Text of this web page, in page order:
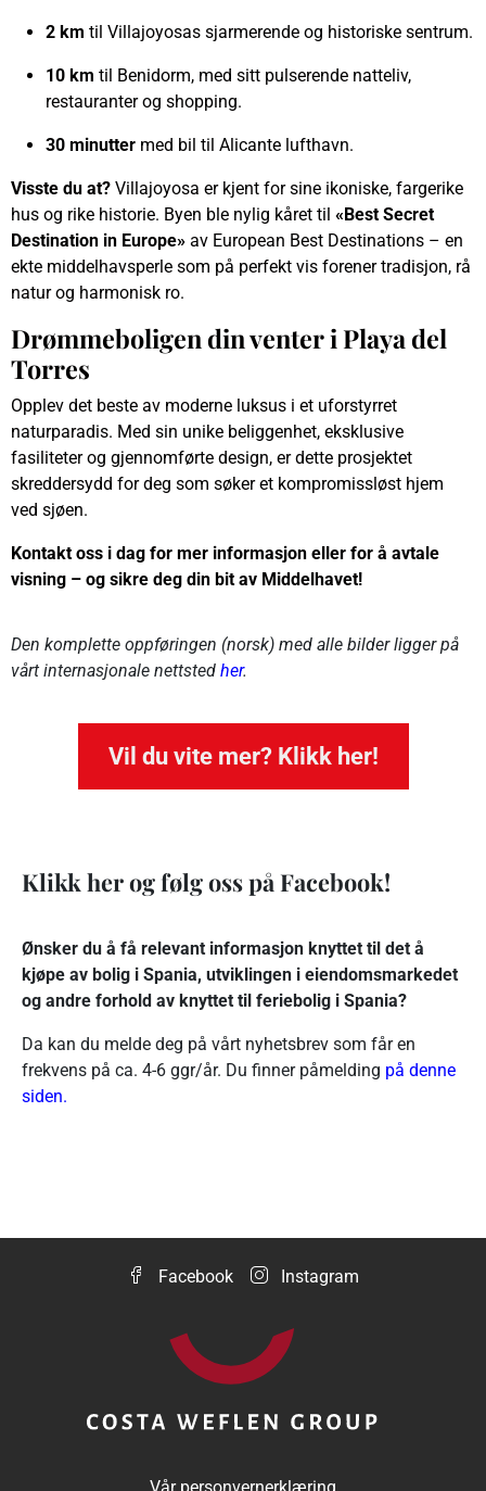
2 km til Villajoyosas sjarmerende og historiske sentrum.
10 km til Benidorm, med sitt pulserende natteliv,
restauranter og shopping.
30 minutter med bil til Alicante lufthavn.
Visste du at? Villajoyosa er kjent for sine ikoniske, fargerike
hus og rike historie. Byen ble nylig kåret til «Best Secret
Destination in Europe» av European Best Destinations – en
ekte middelhavsperle som på perfekt vis forener tradisjon, rå
natur og harmonisk ro.
Drømmeboligen din venter i Playa del
Torres
Opplev det beste av moderne luksus i et uforstyrret
naturparadis. Med sin unike beliggenhet, eksklusive
fasiliteter og gjennomførte design, er dette prosjektet
skreddersydd for deg som søker et kompromissløst hjem
ved sjøen.
Kontakt oss i dag for mer informasjon eller for å avtale
visning – og sikre deg din bit av Middelhavet!
Den komplette oppføringen (norsk) med alle bilder ligger på
vårt internasjonale nettsted her.
Vil du vite mer? Klikk her!
Klikk her og følg oss på Facebook!
Ønsker du å få relevant informasjon knyttet til det å
kjøpe av bolig i Spania, utviklingen i eiendomsmarkedet
og andre forhold av knyttet til feriebolig i Spania?
Da kan du melde deg på vårt nyhetsbrev som får en
frekvens på ca. 4-6 ggr/år. Du finner påmelding på denne
siden.
Facebook Instagram